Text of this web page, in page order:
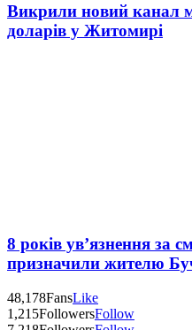
Викрили новий канал
доларів у Житомирі
8 років ув’язнення за
призначили жителю
48,178FansLike
1,215FollowersFollow